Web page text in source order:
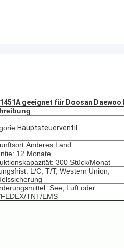
geeignet für Doosan Daewoo
Hauptsteuerventil
Land
12 Monate
300 Stück/Monat
L/C, T/T, Western Union,
See, Luft oder
TNT/EMS